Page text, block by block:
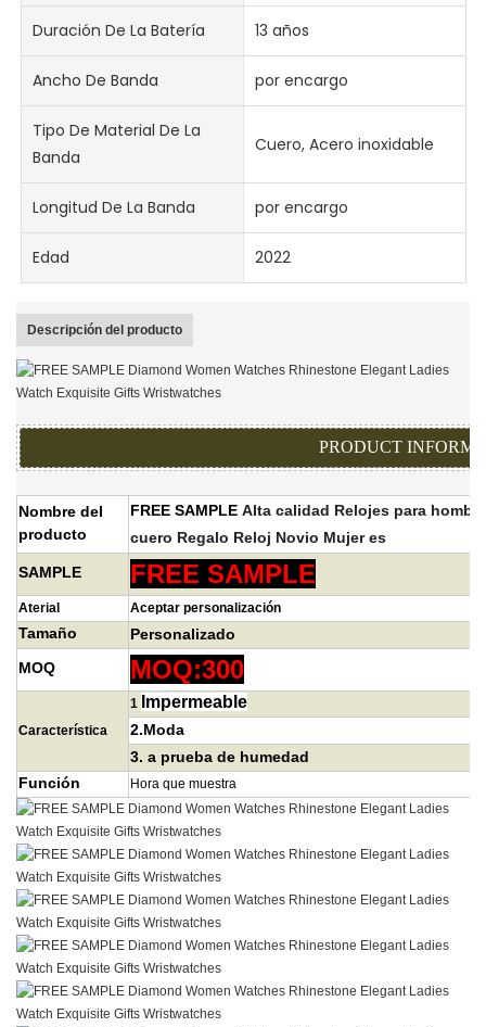
Duración De La Batería 13 años
Ancho De Banda por encargo
Tipo De Material De La
Banda
Cuero, Acero inoxidable
Longitud De La Banda por encargo
Edad 2022
Descripción del producto
PRODUCT
Nombre del
producto
FREE SAMPLE Alta calidad Relojes para
cuero Regalo Reloj Novio Mujeres
SAMPLE
FREE SAMPLE
Aterial Aceptar personalización
Tamaño
Personalizado
MOQ
MOQ:300
Característica
1 Impermeable
2.Moda
3. a prueba de humedad
Función
Hora que muestra